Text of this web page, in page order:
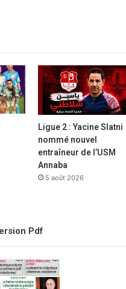
: affluence
2025
Ligue 2 : Yacine Slatni
nommé nouvel
entraîneur de l’USM
Annaba
5 août 2026
Pdf